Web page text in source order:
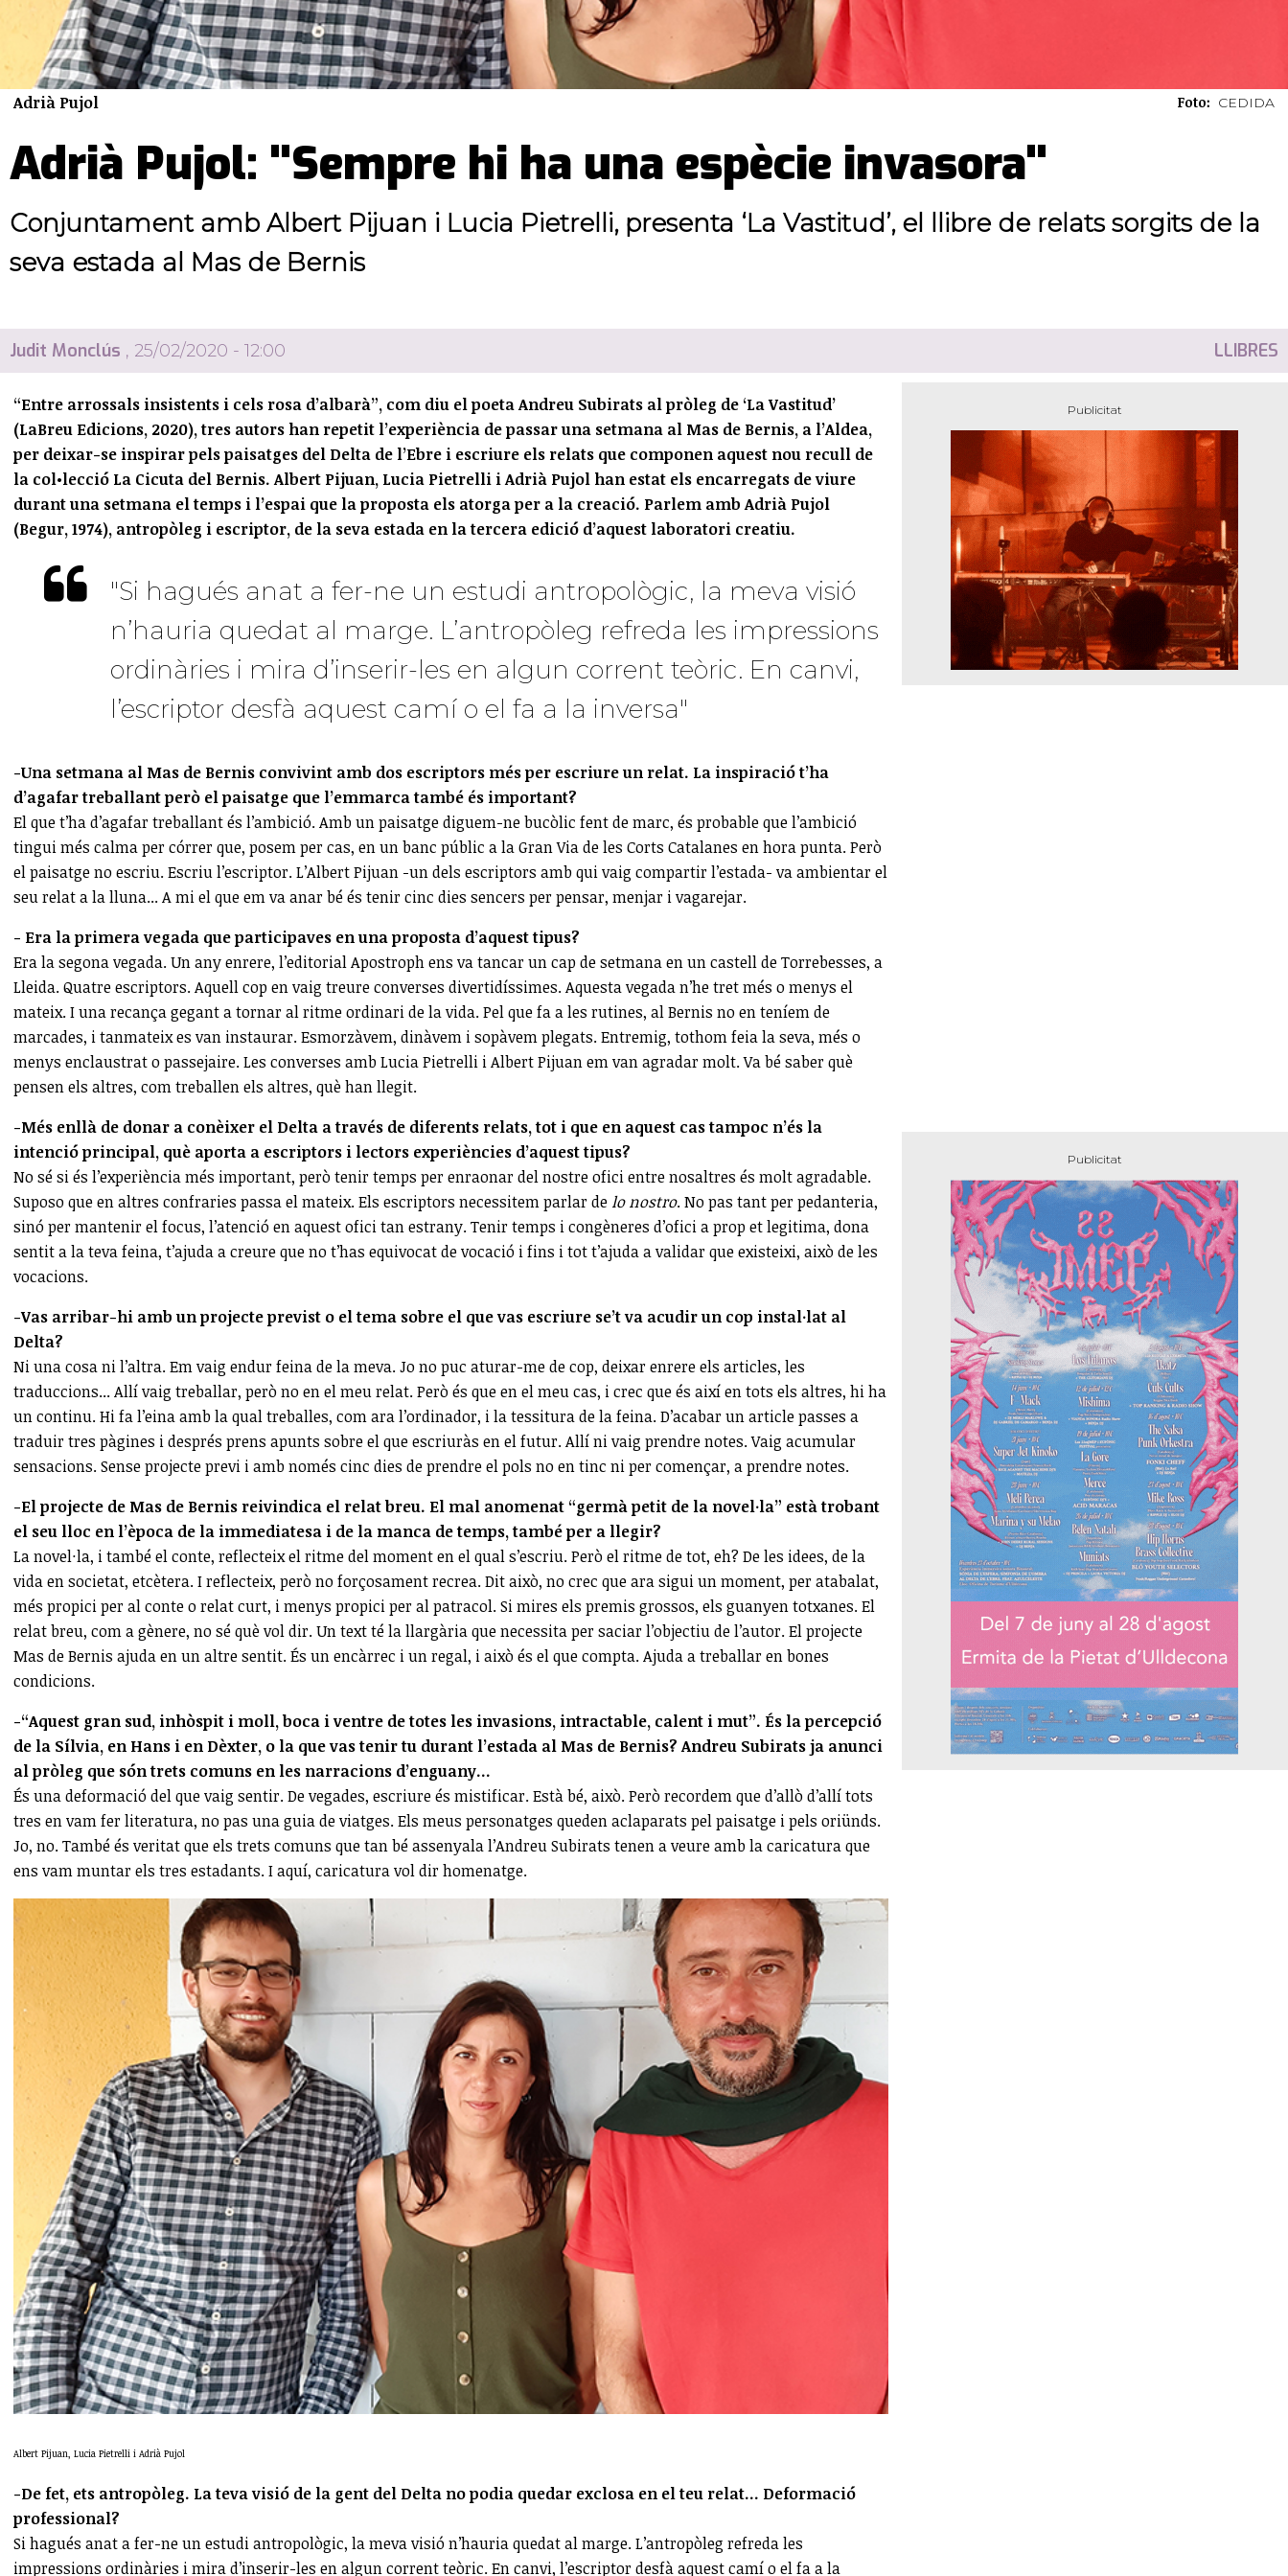
Foto: CEDIDA
Adrià Pujol
Adrià Pujol: "Sempre hi ha una espècie invasora"
Conjuntament amb Albert Pijuan i Lucia Pietrelli, presenta ‘La Vastitud’, el llibre de relats sorgits de la
seva estada al Mas de Bernis
Judit Monclús , 25/02/2020 - 12:00 LLIBRES
“Entre arrossals insistents i cels rosa d’albarà”, com diu el poeta Andreu Subirats al pròleg de ‘La Vastitud’
(LaBreu Edicions, 2020), tres autors han repetit l’experiència de passar una setmana al Mas de Bernis, a l’Aldea,
per deixar-se inspirar pels paisatges del Delta de l’Ebre i escriure els relats que componen aquest nou recull de
la col•lecció La Cicuta del Bernis. Albert Pijuan, Lucia Pietrelli i Adrià Pujol han estat els encarregats de viure
durant una setmana el temps i l’espai que la proposta els atorga per a la creació. Parlem amb Adrià Pujol
(Begur, 1974), antropòleg i escriptor, de la seva estada en la tercera edició d’aquest laboratori creatiu.
"Si hagués anat a fer-ne un estudi antropològic, la meva visió
n’hauria quedat al marge. L’antropòleg refreda les impressions
ordinàries i mira d’inserir-les en algun corrent teòric. En canvi,
l’escriptor desfà aquest camí o el fa a la inversa"
-Una setmana al Mas de Bernis convivint amb dos escriptors més per escriure un relat. La inspiració t’ha
d’agafar treballant però el paisatge que l’emmarca també és important?
El que t’ha d’agafar treballant és l’ambició. Amb un paisatge diguem-ne bucòlic fent de marc, és probable que l’ambició
tingui més calma per córrer que, posem per cas, en un banc públic a la Gran Via de les Corts Catalanes en hora punta. Però
el paisatge no escriu. Escriu l’escriptor. L’Albert Pijuan -un dels escriptors amb qui vaig compartir l’estada- va ambientar el
seu relat a la lluna... A mi el que em va anar bé és tenir cinc dies sencers per pensar, menjar i vagarejar.
- Era la primera vegada que participaves en una proposta d’aquest tipus?
Era la segona vegada. Un any enrere, l’editorial Apostroph ens va tancar un cap de setmana en un castell de Torrebesses, a
Lleida. Quatre escriptors. Aquell cop en vaig treure converses divertidíssimes. Aquesta vegada n’he tret més o menys el
mateix. I una recança gegant a tornar al ritme ordinari de la vida. Pel que fa a les rutines, al Bernis no en teníem de
marcades, i tanmateix es van instaurar. Esmorzàvem, dinàvem i sopàvem plegats. Entremig, tothom feia la seva, més o
menys enclaustrat o passejaire. Les converses amb Lucia Pietrelli i Albert Pijuan em van agradar molt. Va bé saber què
pensen els altres, com treballen els altres, què han llegit.
-Més enllà de donar a conèixer el Delta a través de diferents relats, tot i que en aquest cas tampoc n’és la
intenció principal, què aporta a escriptors i lectors experiències d’aquest tipus?
No sé si és l’experiència més important, però tenir temps per enraonar del nostre ofici entre nosaltres és molt agradable.
Suposo que en altres confraries passa el mateix. Els escriptors necessitem parlar de lo nostro. No pas tant per pedanteria,
sinó per mantenir el focus, l’atenció en aquest ofici tan estrany. Tenir temps i congèneres d’ofici a prop et legitima, dona
sentit a la teva feina, t’ajuda a creure que no t’has equivocat de vocació i fins i tot t’ajuda a validar que existeixi, això de les
vocacions.
-Vas arribar-hi amb un projecte previst o el tema sobre el que vas escriure se’t va acudir un cop instal·lat al
Delta?
Ni una cosa ni l’altra. Em vaig endur feina de la meva. Jo no puc aturar-me de cop, deixar enrere els articles, les
traduccions... Allí vaig treballar, però no en el meu relat. Però és que en el meu cas, i crec que és així en tots els altres, hi ha
un continu. Hi fa l’eina amb la qual treballes, com ara l’ordinador, i la tessitura de la feina. D’acabar un article passes a
traduir tres pàgines i després prens apunts sobre el que escriuràs en el futur. Allí ni vaig prendre notes. Vaig acumular
sensacions. Sense projecte previ i amb només cinc dies de prendre el pols no en tinc ni per començar, a prendre notes.
-El projecte de Mas de Bernis reivindica el relat breu. El mal anomenat “germà petit de la novel·la” està trobant
el seu lloc en l’època de la immediatesa i de la manca de temps, també per a llegir?
La novel·la, i també el conte, reflecteix el ritme del moment en el qual s’escriu. Però el ritme de tot, eh? De les idees, de la
vida en societat, etcètera. I reflecteix, però no forçosament recrea. Dit això, no crec que ara sigui un moment, per atabalat,
més propici per al conte o relat curt, i menys propici per al patracol. Si mires els premis grossos, els guanyen totxanes. El
relat breu, com a gènere, no sé què vol dir. Un text té la llargària que necessita per saciar l’objectiu de l’autor. El projecte
Mas de Bernis ajuda en un altre sentit. És un encàrrec i un regal, i això és el que compta. Ajuda a treballar en bones
condicions.
-“Aquest gran sud, inhòspit i moll, boca i ventre de totes les invasions, intractable, calent i mut”. És la percepció
de la Sílvia, en Hans i en Dèxter, o la que vas tenir tu durant l’estada al Mas de Bernis? Andreu Subirats ja anunci
al pròleg que són trets comuns en les narracions d’enguany...
És una deformació del que vaig sentir. De vegades, escriure és mistificar. Està bé, això. Però recordem que d’allò d’allí tots
tres en vam fer literatura, no pas una guia de viatges. Els meus personatges queden aclaparats pel paisatge i pels oriünds.
Jo, no. També és veritat que els trets comuns que tan bé assenyala l’Andreu Subirats tenen a veure amb la caricatura que
ens vam muntar els tres estadants. I aquí, caricatura vol dir homenatge.
Albert Pijuan, Lucia Pietrelli i Adrià Pujol
-De fet, ets antropòleg. La teva visió de la gent del Delta no podia quedar exclosa en el teu relat... Deformació
professional?
Si hagués anat a fer-ne un estudi antropològic, la meva visió n’hauria quedat al marge. L’antropòleg refreda les
impressions ordinàries i mira d’inserir-les en algun corrent teòric. En canvi, l’escriptor desfà aquest camí o el fa a la